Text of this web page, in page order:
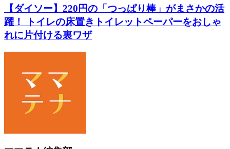
【ダイソー】220円の「つっぱり棒」がまさかの活
躍！ トイレの床置きトイレットペーパーをおしゃ
れに片付ける裏ワザ